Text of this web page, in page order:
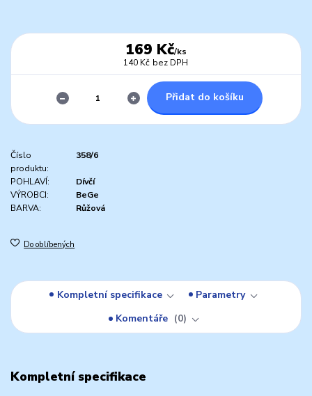
169 Kč/ks
140 Kč bez DPH
Přidat do košíku
Číslo
produktu:
358/6
POHLAVÍ:
Dívčí
VÝROBCI:
BeGe
BARVA:
Růžová
Do oblíbených
Kompletní specifikace
Parametry
Komentáře
0
Kompletní specifikace